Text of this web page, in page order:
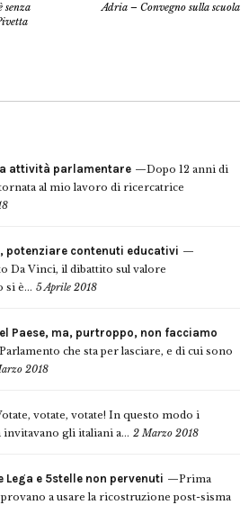
senza
Adria – Convegno sulla scuola
attività parlamentare
Dopo 12 anni di
al mio lavoro di ricercatrice
potenziare contenuti educativi
Da Vinci, il dibattito sul valore
si è... 5 Aprile 2018
Paese, ma, purtroppo, non facciamo
che sta per lasciare, e di cui sono
2018
votate, votate! In questo modo i
gli italiani a... 2 Marzo 2018
e 5stelle non pervenuti
Prima
a usare la ricostruzione post-sisma